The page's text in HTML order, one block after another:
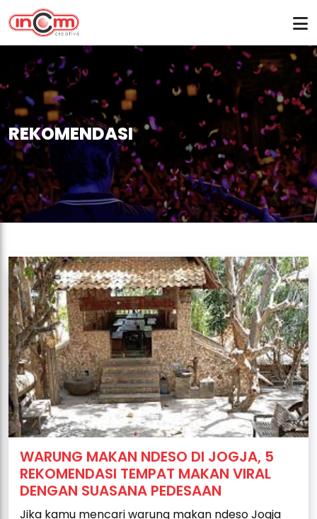
REKOMENDASI
WARUNG MAKAN NDESO DI JOGJA, 5
REKOMENDASI TEMPAT MAKAN VIRAL
DENGAN SUASANA PEDESAAN
Jika kamu mencari warung makan ndeso Jogja